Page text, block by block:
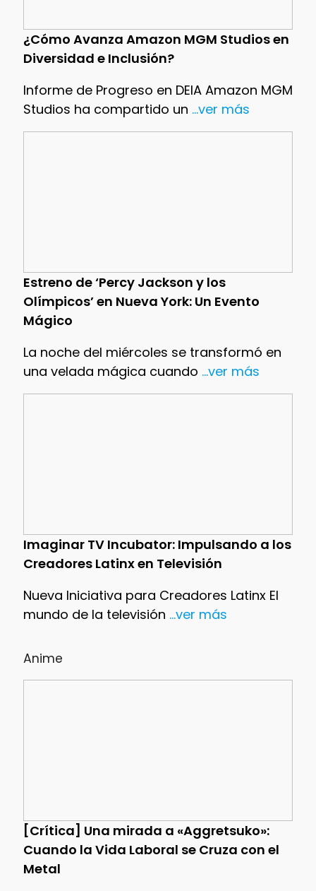
¿Cómo Avanza Amazon MGM Studios en
Diversidad e Inclusión?
Informe de Progreso en DEIA Amazon MGM
Studios ha compartido un ...ver más
Estreno de ‘Percy Jackson y los
Olímpicos’ en Nueva York: Un Evento
Mágico
La noche del miércoles se transformó en
una velada mágica cuando ...ver más
Imaginar TV Incubator: Impulsando a los
Creadores Latinx en Televisión
Nueva Iniciativa para Creadores Latinx El
mundo de la televisión ...ver más
Anime
[Crítica] Una mirada a «Aggretsuko»:
Cuando la Vida Laboral se Cruza con el
Metal